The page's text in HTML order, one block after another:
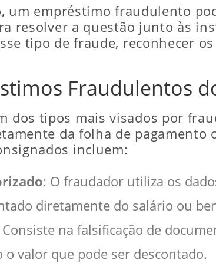
um empréstimo fraudulento
resolver a questão junto às
tipo de fraude, reconhecer
Fraudulentos
dos tipos mais visados por
da folha de pagamento
incluem:
: O fraudador utiliza os
diretamente do salário ou
Consiste na falsificação de
valor que pode ser descontado.